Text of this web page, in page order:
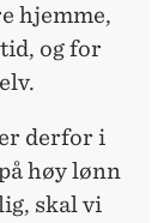
hjemme,
og for
derfor i
høy lønn
skal vi